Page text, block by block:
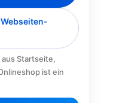
Startseite,
ist ein